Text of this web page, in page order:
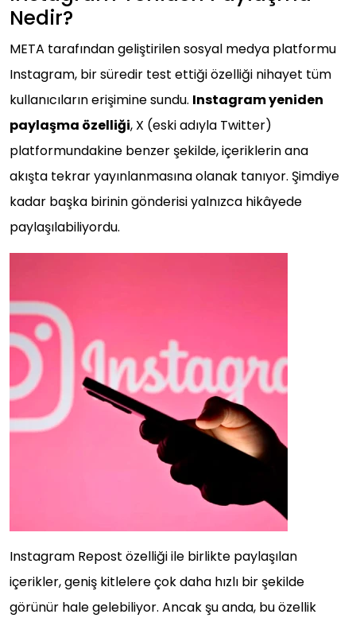
Nedir?
META tarafından geliştirilen sosyal medya platformu
Instagram, bir süredir test ettiği özelliği nihayet tüm
kullanıcıların erişimine sundu. Instagram yeniden
paylaşma özelliği, X (eski adıyla Twitter)
platformundakine benzer şekilde, içeriklerin ana
akışta tekrar yayınlanmasına olanak tanıyor. Şimdiye
kadar başka birinin gönderisi yalnızca hikâyede
paylaşılabiliyordu.
Instagram Repost özelliği ile birlikte paylaşılan
içerikler, geniş kitlelere çok daha hızlı bir şekilde
görünür hale gelebiliyor. Ancak şu anda, bu özellik